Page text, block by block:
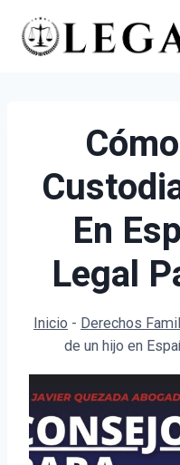
Saltar
En
Legal
Inicio - Derechos
de un hijo en